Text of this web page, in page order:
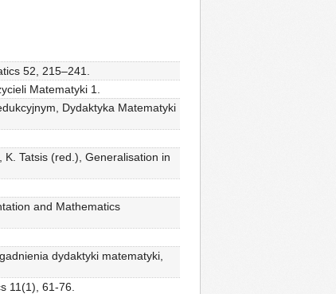
52, 215–241.
Matematyki 1.
Dydaktyka Matematyki
Tatsis (red.), Generalisation in
and Mathematics
dydaktyki matematyki,
11(1), 61-76.